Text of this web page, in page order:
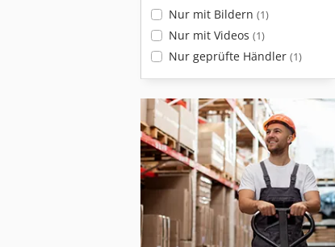
Nur mit Bildern (1)
Nur mit Videos (1)
Nur geprüfte Händler (1)